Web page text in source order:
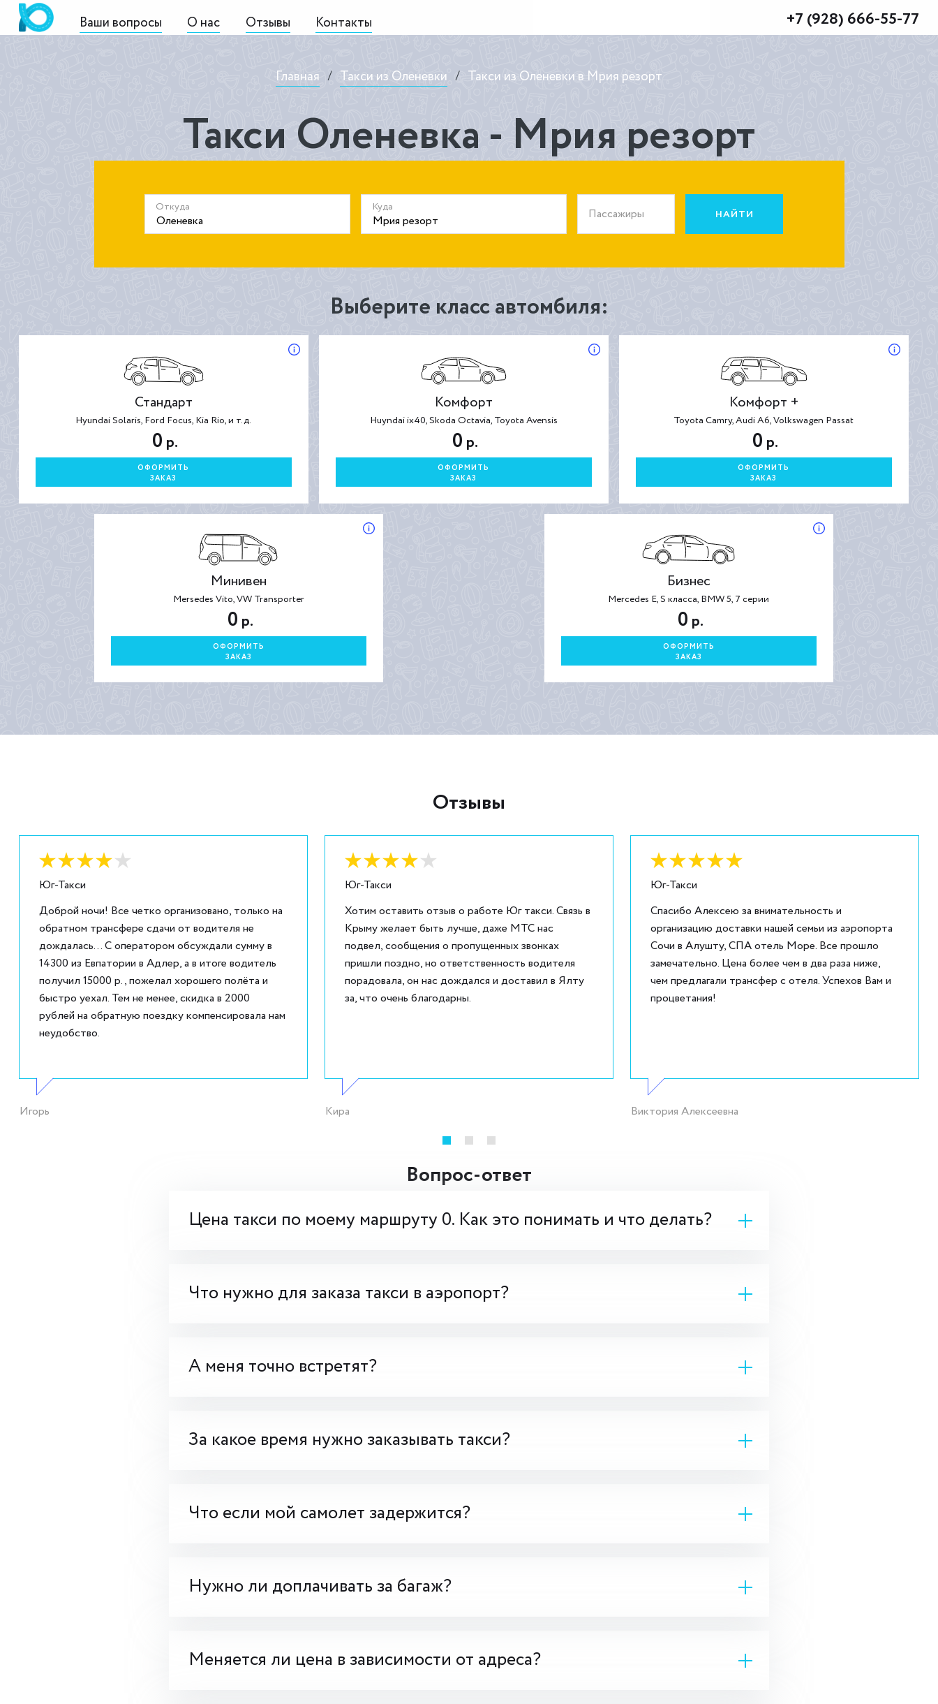
Ваши вопросы О нас Отзывы Контакты +7 (928) 666-55-77
Главная / Такси из Оленевки / Такси из Оленевки в Мрия резорт
Такси Оленевка - Мрия резорт
Откуда Куда Пассажиры НАЙТИ
Выберите класс автомбиля:
Стандарт
Hyundai Solaris, Ford Focus, Kia Rio, и т.д.
0 р.
ОФОРМИТЬ
ЗАКАЗ
Комфорт
Huyndai ix40, Skoda Octavia, Toyota Avensis
0 р.
ОФОРМИТЬ
ЗАКАЗ
Комфорт +
Toyota Camry, Audi A6, Volkswagen Passat
0 р.
ОФОРМИТЬ
ЗАКАЗ
Минивен
Mersedes Vito, VW Transporter
0 р.
ОФОРМИТЬ
ЗАКАЗ
Бизнес
Mercedes E, S класса, BMW 5, 7 серии
0 р.
ОФОРМИТЬ
ЗАКАЗ
Отзывы
Юг-Такси
Доброй ночи! Все четко организовано, только на
обратном трансфере сдачи от водителя не
дождалась... С оператором обсуждали сумму в
14300 из Евпатории в Адлер, а в итоге водитель
получил 15000 р., пожелал хорошего полёта и
быстро уехал. Тем не менее, скидка в 2000
рублей на обратную поездку компенсировала нам
неудобство.
Игорь
Юг-Такси
Хотим оставить отзыв о работе Юг такси. Связь в
Крыму желает быть лучше, даже МТС нас
подвел, сообщения о пропущенных звонках
пришли поздно, но ответственность водителя
порадовала, он нас дождался и доставил в Ялту
за, что очень благодарны.
Кира
Юг-Такси
Спасибо Алексею за внимательность и
организацию доставки нашей семьи из аэропорта
Сочи в Алушту, СПА отель Море. Все прошло
замечательно. Цена более чем в два раза ниже,
чем предлагали трансфер с отеля. Успехов Вам и
процветания!
Виктория Алексеевна
Вопрос-ответ
Цена такси по моему маршруту 0. Как это понимать и что делать?
Что нужно для заказа такси в аэропорт?
А меня точно встретят?
За какое время нужно заказывать такси?
Что если мой самолет задержится?
Нужно ли доплачивать за багаж?
Меняется ли цена в зависимости от адреса?